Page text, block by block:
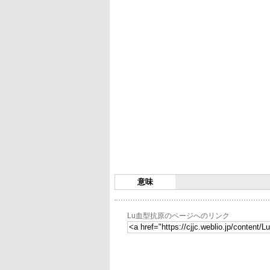
意味
Lu血型抗原のページへのリンク